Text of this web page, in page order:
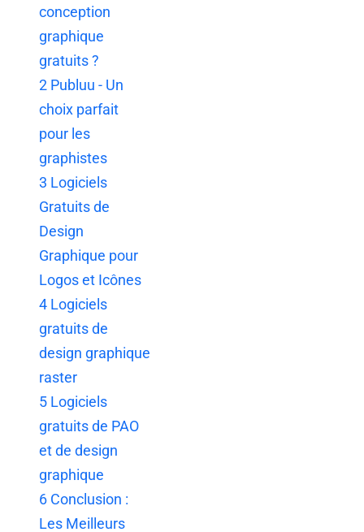
conception
graphique
gratuits ?
2 Publuu - Un
choix parfait
pour les
graphistes
3 Logiciels
Gratuits de
Design
Graphique pour
Logos et Icônes
4 Logiciels
gratuits de
design graphique
raster
5 Logiciels
gratuits de PAO
et de design
graphique
6 Conclusion :
Les Meilleurs